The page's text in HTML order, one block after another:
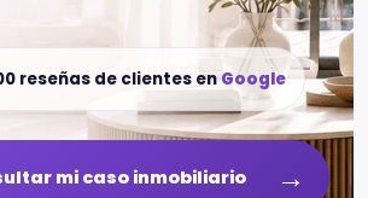
reseñas de clientes enGoogle
mi caso inmobiliario →